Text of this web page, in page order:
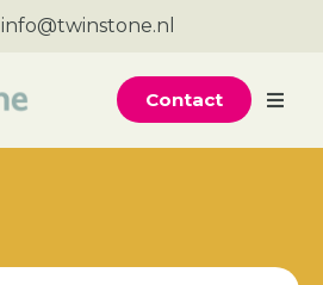
info@twinstone.nl
Contact